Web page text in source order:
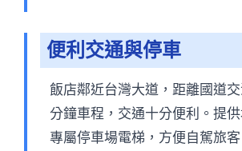
便利交通與停車
飯店鄰近台灣大道，距離國道
分鐘車程，交通十分便利。提
專屬停車場電梯，方便自駕旅